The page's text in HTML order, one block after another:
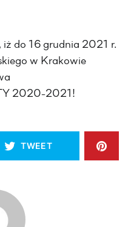
do 16 grudnia 2021 r.
w Krakowie
2020-2021!
TWEET